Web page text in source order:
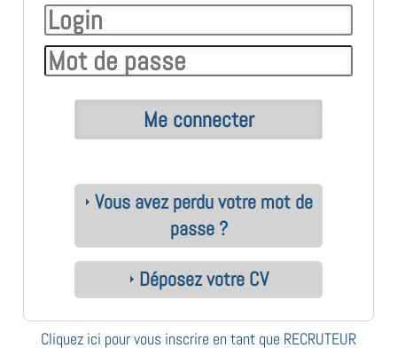
Vous avez perdu votre mot de
passe ?
Déposez votre CV
Cliquez ici pour vous inscrire en tant que RECRUTEUR